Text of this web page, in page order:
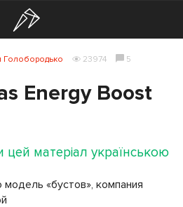
Голобородько 23974 5
Energy Boost
цей матеріал українською
«бустов», компания